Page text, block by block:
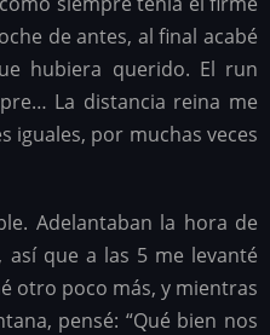
de antes, al final acabé
hubiera querido. El run
La distancia reina me
iguales, por muchas veces
Adelantaban la hora de
así que a las 5 me levanté
otro poco más, y mientras
pensé: “Qué bien nos